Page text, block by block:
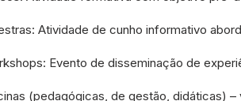
Atividade de cunho informativo
Evento de disseminação de
(pedagógicas, de gestão, didáticas)